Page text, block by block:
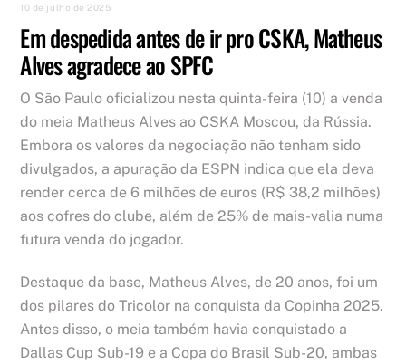
10 de julho de 2025
Em despedida antes de ir pro CSKA, Matheus
Alves agradece ao SPFC
O São Paulo oficializou nesta quinta-feira (10) a venda
do meia Matheus Alves ao CSKA Moscou, da Rússia.
Embora os valores da negociação não tenham sido
divulgados, a apuração da ESPN indica que ela deva
render cerca de 6 milhões de euros (R$ 38,2 milhões)
aos cofres do clube, além de 25% de mais-valia numa
futura venda do jogador.
Destaque da base, Matheus Alves, de 20 anos, foi um
dos pilares do Tricolor na conquista da Copinha 2025.
Antes disso, o meia também havia conquistado a
Dallas Cup Sub-19 e a Copa do Brasil Sub-20, ambas